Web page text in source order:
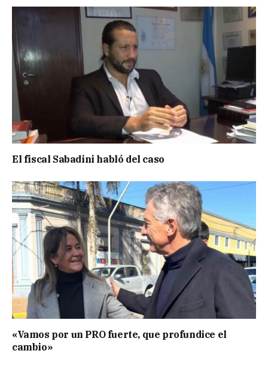
El fiscal Sabadini habló del caso
«Vamos por un PRO fuerte, que profundice el
cambio»